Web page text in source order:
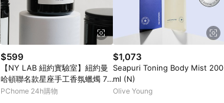
$599
【NY LAB 紐約實驗室】紐約曼
哈頓聯名款星座手工香氛蠟燭 7o
z - 天蠍座（Scorpio）
PChome 24h購物
$1,073
Seapuri Toning Body Mist 200
ml (N)
Olive Young